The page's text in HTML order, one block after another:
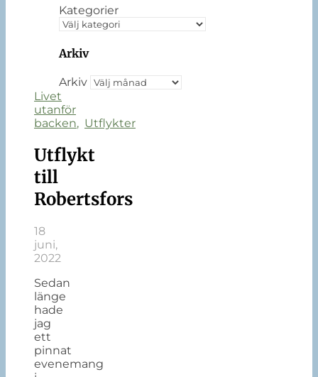
Kategorier
Arkiv
Arkiv
Livet
utanför
backen, Utflykter
Utflykt
till
Robertsfors
18
juni,
2022
Sedan
länge
hade
jag
ett
pinnat
evenemang